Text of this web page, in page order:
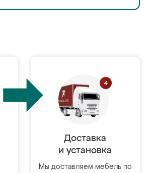
Доставка
и установка
Мы доставляем мебель по